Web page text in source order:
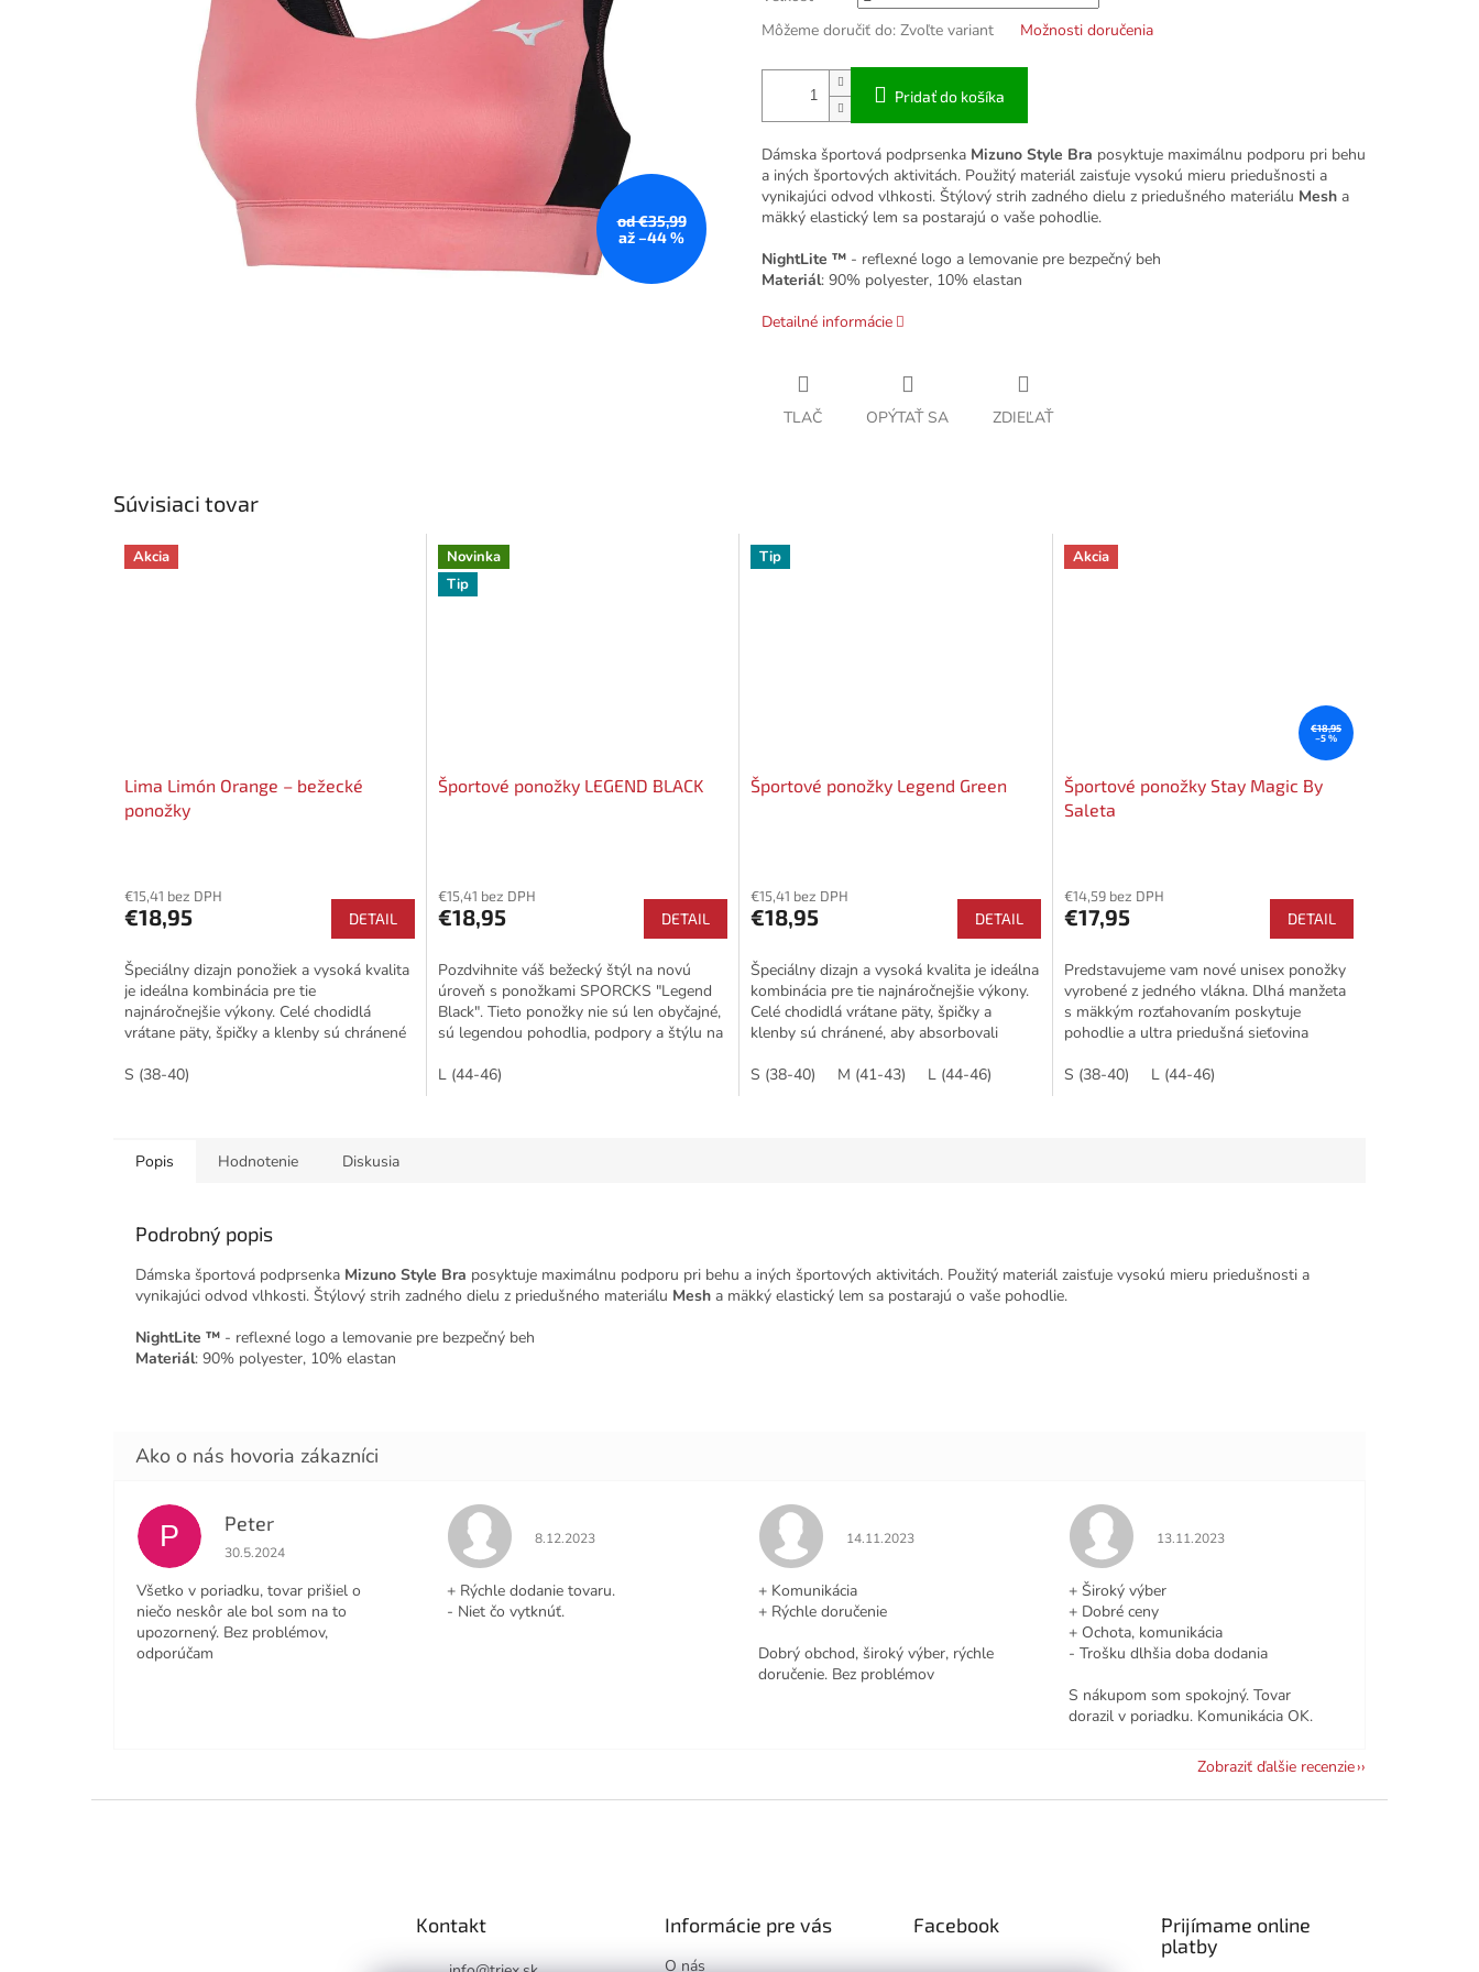
od €35,99
až –44 %
Môžeme doručiť do: Zvoľte variant Možnosti doručenia
Pridať do košíka
Dámska športová podprsenka Mizuno Style Bra posyktuje maximálnu podporu pri behu
a iných športových aktivitách. Použitý materiál zaisťuje vysokú mieru priedušnosti a
vynikajúci odvod vlhkosti. Štýlový strih zadného dielu z priedušného materiálu Mesh a
mäkký elastický lem sa postarajú o vaše pohodlie.
NightLite ™ - reflexné logo a lemovanie pre bezpečný beh
Materiál: 90% polyester, 10% elastan
Detailné informácie
TLAČ OPÝTAŤ SA ZDIEĽAŤ
Súvisiaci tovar
Akcia
Lima Limón Orange – bežecké
ponožky
€15,41 bez DPH
€18,95 DETAIL
Špeciálny dizajn ponožiek a vysoká kvalita
je ideálna kombinácia pre tie
najnáročnejšie výkony. Celé chodidlá
vrátane päty, špičky a klenby sú chránené
S (38-40)
Novinka
Tip
Športové ponožky LEGEND BLACK
€15,41 bez DPH
€18,95 DETAIL
Pozdvihnite váš bežecký štýl na novú
úroveň s ponožkami SPORCKS "Legend
Black". Tieto ponožky nie sú len obyčajné,
sú legendou pohodlia, podpory a štýlu na
L (44-46)
Tip
Športové ponožky Legend Green
€15,41 bez DPH
€18,95 DETAIL
Špeciálny dizajn a vysoká kvalita je ideálna
kombinácia pre tie najnáročnejšie výkony.
Celé chodidlá vrátane päty, špičky a
klenby sú chránené, aby absorbovali
S (38-40)
M (41-43) L (44-46)
Akcia
€18,95
–5 %
Športové ponožky Stay Magic By
Saleta
€14,59 bez DPH
€17,95 DETAIL
Predstavujeme vam nové unisex ponožky
vyrobené z jedného vlákna. Dlhá manžeta
s mäkkým rozťahovaním poskytuje
pohodlie a ultra priedušná sieťovina
S (38-40)
L (44-46)
Popis Hodnotenie Diskusia
Podrobný popis
Dámska športová podprsenka Mizuno Style Bra posyktuje maximálnu podporu pri behu a iných športových aktivitách. Použitý materiál zaisťuje vysokú mieru priedušnosti a
vynikajúci odvod vlhkosti. Štýlový strih zadného dielu z priedušného materiálu Mesh a mäkký elastický lem sa postarajú o vaše pohodlie.
NightLite ™ - reflexné logo a lemovanie pre bezpečný beh
Materiál: 90% polyester, 10% elastan
P Peter
Hodnotenie obchodu je 4 z 5 hviezdičiek.
30.5.2024
Všetko v poriadku, tovar prišiel o
niečo neskôr ale bol som na to
upozornený. Bez problémov,
odporúčam
Hodnotenie obchodu je 5 z 5 hviezdičiek.
8.12.2023
+ Rýchle dodanie tovaru.
- Niet čo vytknúť.
Hodnotenie obchodu je 5 z 5 hviezdičiek.
14.11.2023
+ Komunikácia
+ Rýchle doručenie
Dobrý obchod, široký výber, rýchle
doručenie. Bez problémov
Hodnotenie obchodu je 5 z 5 hviezdičiek.
13.11.2023
+ Široký výber
+ Dobré ceny
+ Ochota, komunikácia
- Trošku dlhšia doba dodania
S nákupom som spokojný. Tovar
dorazil v poriadku. Komunikácia OK.
Zobraziť ďalšie recenzie
Kontakt Informácie pre vás
O nás
Facebook
Prijímame online
platby